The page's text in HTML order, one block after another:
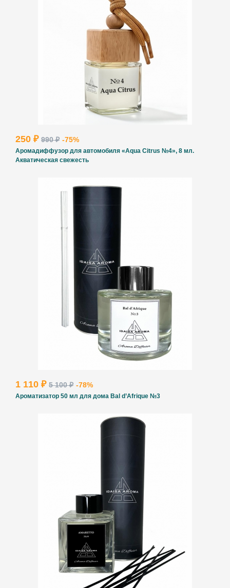
250 ₽ 990 ₽ -75%
Аромадиффузор для автомобиля «Aqua Citrus №4», 8 мл.
Акватическая свежесть
1 110 ₽ 5 100 ₽ -78%
Ароматизатор 50 мл для дома Bal d’Afrique №3